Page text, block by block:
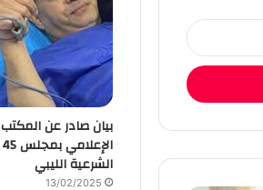
بيان صادر عن المكتب
الشرعية الليبي
13/02/2025